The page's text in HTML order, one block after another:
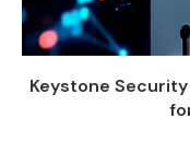
Keystone